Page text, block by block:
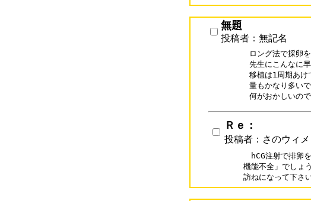
無題
投稿者：無記名
ロング法で採卵
先生にこんなに
移植は1周期あけ
量もかなり多いで
Ｒｅ：
投稿者：さのウィ
hCG注射で排卵
機能不全」でしょ
訪ねになって下さい